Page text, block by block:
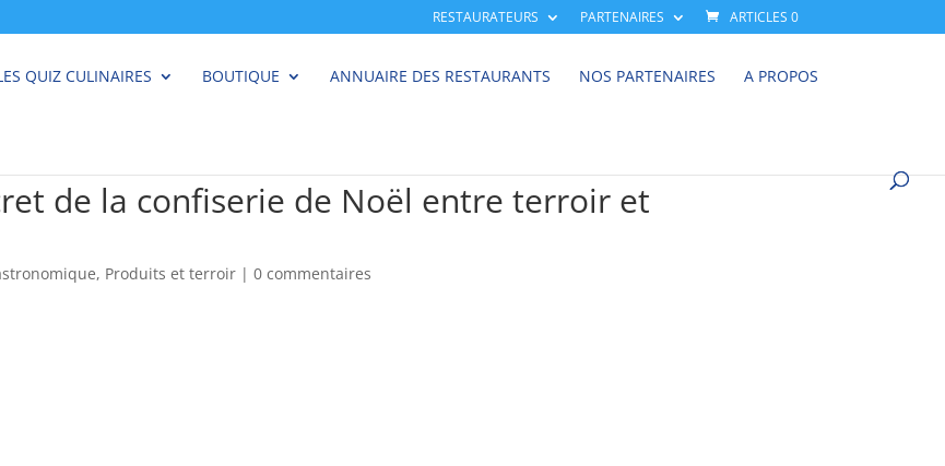
RESTAURATEURS PARTENAIRES ARTICLES 0
QUIZ CULINAIRES BOUTIQUE ANNUAIRE DES RESTAURANTS NOS PARTENAIRES A PROPOS
de la confiserie de Noël entre terroir et
, Produits et terroir |0 commentaires